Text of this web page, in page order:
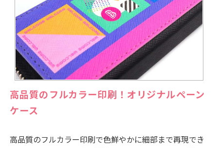
高品質のフルカラー印刷！オリジナルペーン
ケース
高品質のフルカラー印刷で色鮮やかに細部まで再現でき